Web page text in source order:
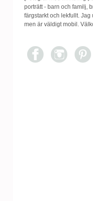
porträtt - barn och familj,
färgstarkt och lekfullt.
men är väldigt mobil.